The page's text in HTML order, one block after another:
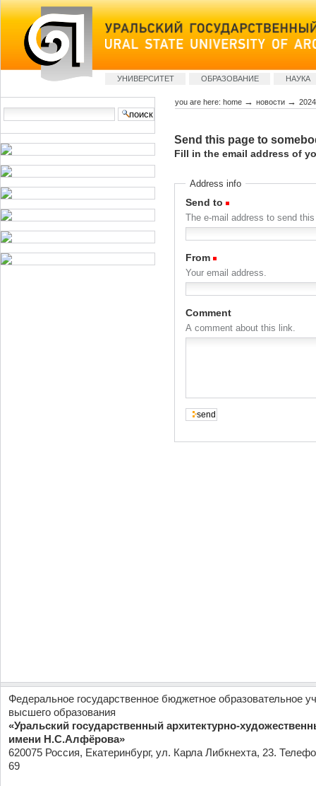
Skip
to
content
Sections
УНИВЕРСИТЕТ ОБРАЗОВАНИЕ НАУКА
search…
you are here: home → новости → 2024
Send this page to
Fill in the email address of
Address info
Send to
The e-mail address to send
From
Your email address.
Comment
A comment about this link.
Федеральное государственное бюджетное образовательное
высшего образования
«Уральский государственный архитектурно-
имени Н.С.Алфёрова»
620075 Россия, Екатеринбург, ул. Карла Либкнехта, 23.
69